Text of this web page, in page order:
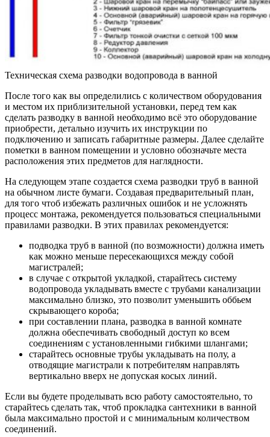
Техническая схема разводки водопровода в ванной
После того как вы определились с количеством оборудования
и местом их приблизительной установки, перед тем как
сделать разводку в ванной необходимо всё это оборудование
приобрести, детально изучить их инструкции по
подключению и записать габаритные размеры. Далее сделайте
пометки в ванном помещении и условно обозначьте места
расположения этих предметов для наглядности.
На следующем этапе создается схема разводки труб в ванной
на обычном листе бумаги. Создавая предварительный план,
для того чтоб избежать различных ошибок и не усложнять
процесс монтажа, рекомендуется пользоваться специальными
правилами разводки. В этих правилах рекомендуется:
подводка труб в ванной (по возможности) должна иметь
как можно меньше пересекающихся между собой
магистралей;
в случае с открытой укладкой, старайтесь систему
водопровода укладывать вместе с трубами канализации
максимально близко, это позволит уменьшить оббьем
скрывающего короба;
при составлении плана, разводка в ванной комнате
должна обеспечивать свободный доступ ко всем
соединениям с установленными гибкими шлангами;
старайтесь основные трубы укладывать на полу, а
отводящие магистрали к потребителям направлять
вертикально вверх не допуская косых линий.
Если вы будете проделывать всю работу самостоятельно, то
старайтесь сделать так, чтоб прокладка сантехники в ванной
была максимально простой и с минимальным количеством
соединений.